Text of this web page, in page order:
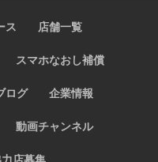
ス 店舗一覧
スマホなおし補償
ログ 企業情報
動画チャンネル